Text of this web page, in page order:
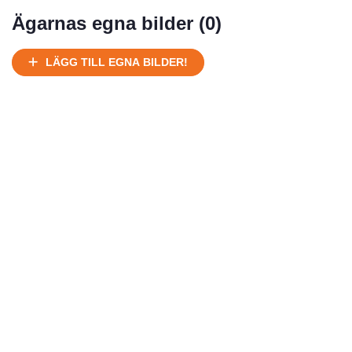
Under normalt skick, kan kräva reparation
Ägarnas egna bilder (0)
LÄGG TILL EGNA BILDER!